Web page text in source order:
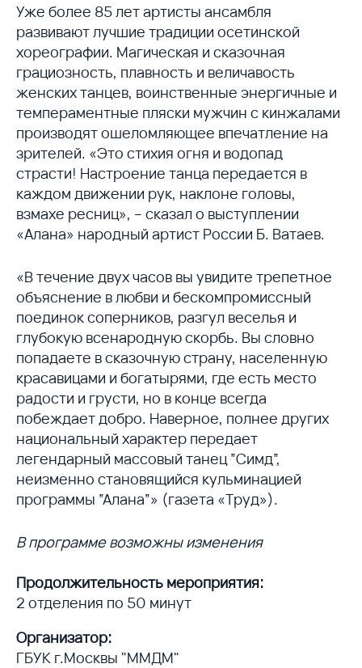
Уже более 85 лет артисты ансамбля
развивают лучшие традиции осетинской
хореографии. Магическая и сказочная
грациозность, плавность и величавость
женских танцев, воинственные энергичные и
темпераментные пляски мужчин с кинжалами
производят ошеломляющее впечатление на
зрителей. «Это стихия огня и водопад
страсти! Настроение танца передается в
каждом движении рук, наклоне головы,
взмахе ресниц», – сказал о выступлении
«Алана» народный артист России Б. Ватаев.
«В течение двух часов вы увидите трепетное
объяснение в любви и бескомпромиссный
поединок соперников, разгул веселья и
глубокую всенародную скорбь. Вы словно
попадаете в сказочную страну, населенную
красавицами и богатырями, где есть место
радости и грусти, но в конце всегда
побеждает добро. Наверное, полнее других
национальный характер передает
легендарный массовый танец ”Симд”,
неизменно становящийся кульминацией
программы ”Алана”» (газета «Труд»).
В программе возможны изменения
Продолжительность мероприятия:
2 отделения по 50 минут
Организатор:
ГБУК г.Москвы "ММДМ"